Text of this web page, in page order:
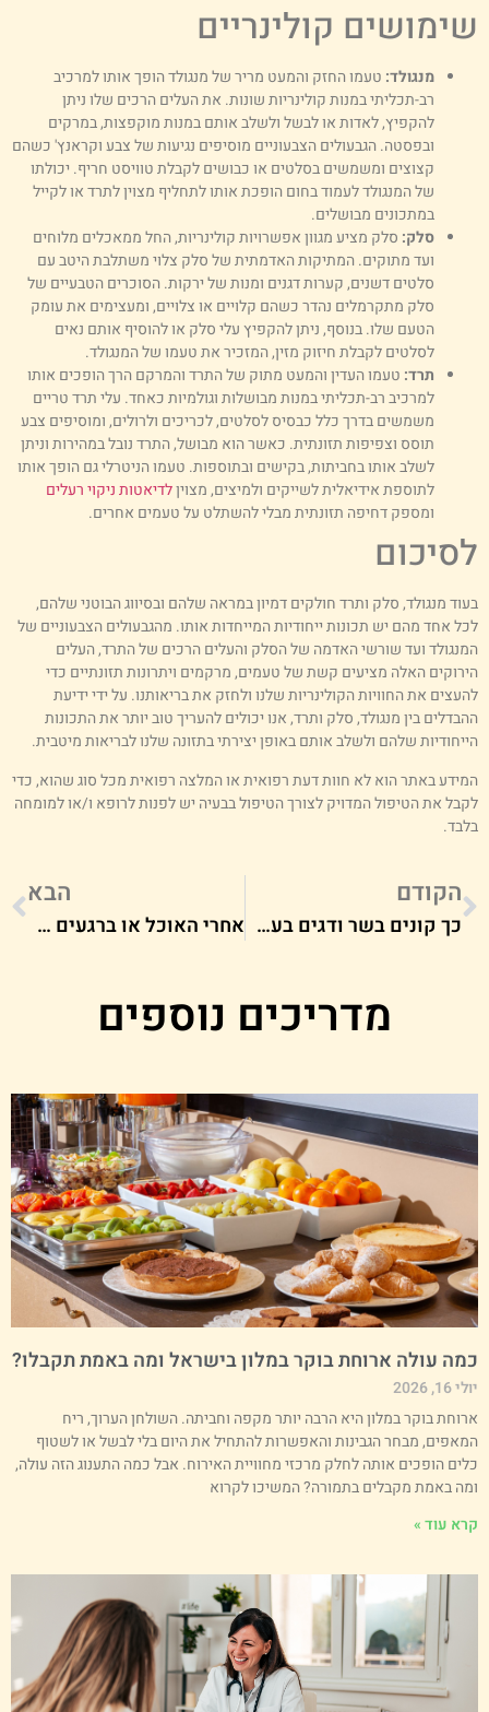
קולינריים
מנגולד:טעמו החזק והמעט מריר של מנגולד הופך אותו למרכיב
רב-תכליתי במנות קולינריות שונות. את העלים הרכים שלו ניתן
להקפיץ, לאדות או לבשל ולשלב אותם במנות מוקפצות, במרקים
ובפסטה. הגבעולים הצבעוניים מוסיפים נגיעות של צבע וקראנץ' כשהם
קצוצים ומשמשים בסלטים או כבושים לקבלת טוויסט חריף. יכולתו
של המנגולד לעמוד בחום הופכת אותו לתחליף מצוין לתרד או לקייל
במתכונים מבושלים.
סלק:סלק מציע מגוון אפשרויות קולינריות, החל ממאכלים מלוחים
ועד מתוקים. המתיקות האדמתית של סלק צלוי משתלבת היטב עם
סלטים דשנים, קערות דגנים ומנות של ירקות. הסוכרים הטבעיים של
סלק מתקרמלים נהדר כשהם קלויים או צלויים, ומעצימים את עומק
הטעם שלו. בנוסף, ניתן להקפיץ עלי סלק או להוסיף אותם נאים
לסלטים לקבלת חיזוק מזין, המזכיר את טעמו של המנגולד.
תרד:טעמו העדין והמעט מתוק של התרד והמרקם הרך הופכים אותו
למרכיב רב-תכליתי במנות מבושלות וגולמיות כאחד. עלי תרד טריים
משמשים בדרך כלל כבסיס לסלטים, לכריכים ולרולים, ומוסיפים צבע
תוסס וצפיפות תזונתית. כאשר הוא מבושל, התרד נובל במהירות וניתן
לשלב אותו בחביתות, בקישים ובתוספות. טעמו הניטרלי גם הופך אותו
לתוספת אידיאלית לשייקים ולמיצים, מצויןלדיאטות ניקוי רעלים
ומספק דחיפה תזונתית מבלי להשתלט על טעמים אחרים.
מנגולד, סלק ותרד חולקים דמיון במראה שלהם ובסיווג הבוטני שלהם,
אחד מהם יש תכונות ייחודיות המייחדות אותו. מהגבעולים הצבעוניים של
ועד שורשי האדמה של הסלק והעלים הרכים של התרד, העלים
האלה מציעים קשת של טעמים, מרקמים ויתרונות תזונתיים כדי
את החוויות הקולינריות שלנו ולחזק את בריאותנו. על ידי ידיעת
בין מנגולד, סלק ותרד, אנו יכולים להעריך טוב יותר את התכונות
שלהם ולשלב אותם באופן יצירתי בתזונה שלנו לבריאות מיטבית.
באתר הוא לא חוות דעת רפואית או המלצה רפואית מכל סוג שהוא, כדי
את הטיפול המדויק לצורך הטיפול בבעיה יש לפנות לרופא ו/או למומחה
הקודם
כך קונים בשר ודגים בעסקי הקייטרינג
הבא
אחרי האוכל או ברגעים שונים ביום: סיבות אפשריות לכאבי בטן
מדריכים נוספים
עולה ארוחת בוקר במלון בישראל ומה באמת תקבלו?
16, 2026
בוקר במלון היא הרבה יותר מקפה וחביתה. השולחן הערוך, ריח
מבחר הגבינות והאפשרות להתחיל את היום בלי לבשל או לשטוף
הופכים אותה לחלק מרכזי מחוויית האירוח. אבל כמה התענוג הזה עולה,
באמת מקבלים בתמורה? המשיכו לקרוא
עוד »